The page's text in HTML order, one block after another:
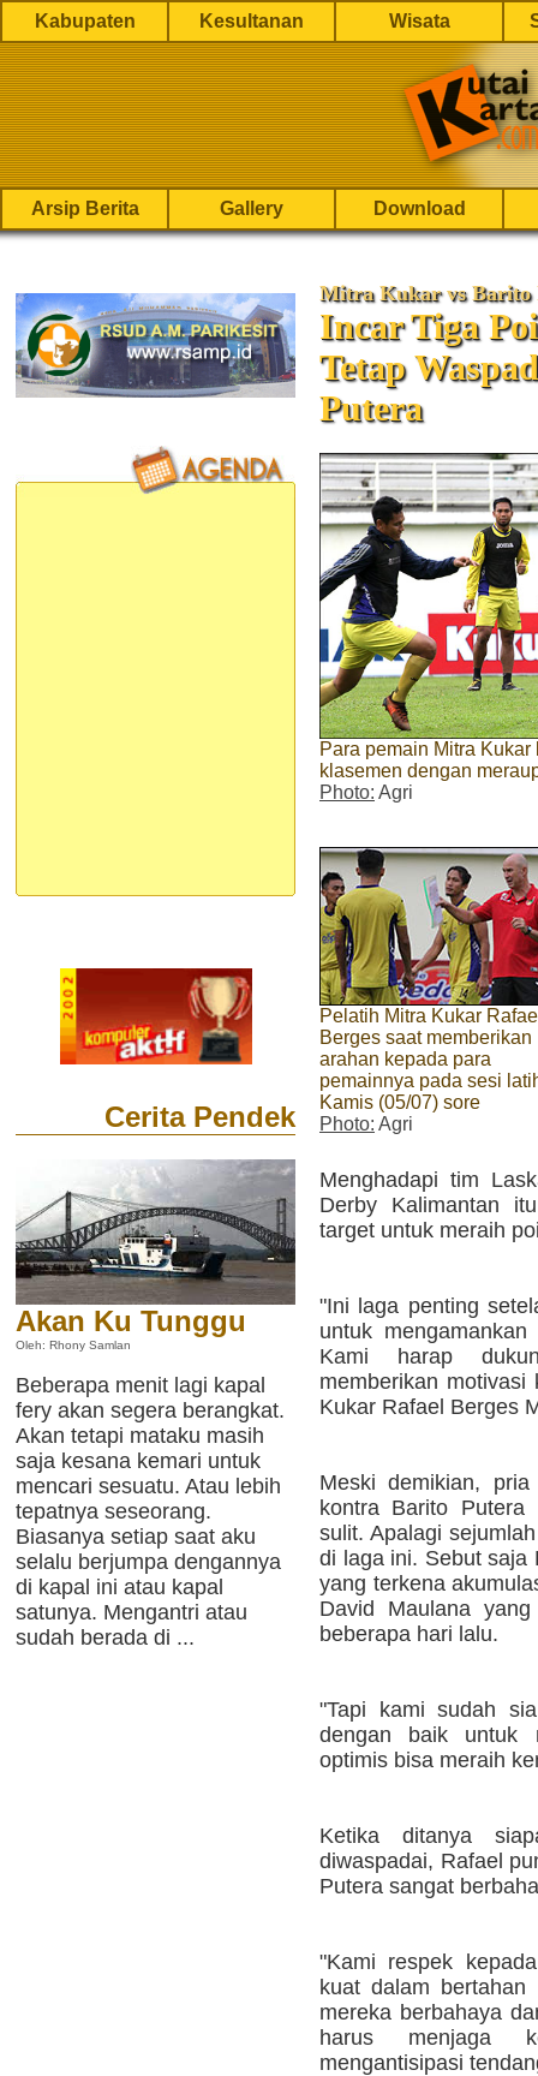
Kabupaten Kesultanan Wisata
Arsip Berita Gallery Download
Cerita Pendek
Akan Ku Tunggu
Oleh: Rhony Samlan
Beberapa menit lagi kapal
fery akan segera berangkat.
Akan tetapi mataku masih
saja kesana kemari untuk
mencari sesuatu. Atau lebih
tepatnya seseorang.
Biasanya setiap saat aku
selalu berjumpa dengannya
di kapal ini atau kapal
satunya. Mengantri atau
sudah berada di ...
Mitra Kukar vs Barito
Incar Tiga
Tetap
Putera
Para pemain Mitra
klasemen dengan
Photo: Agri
Pelatih Mitra Kukar
Berges saat memberikan
arahan kepada para
pemainnya pada sesi
Kamis (05/07) sore
Photo: Agri
Menghadapi tim
Derby Kalimantan
target untuk meraih
"Ini laga penting
untuk
Kami harap
memberikan
Kukar Rafael Berges
Meski demikian,
kontra Barito
sulit. Apalagi
di laga ini. Sebut saja
yang terkena
David Maulana
beberapa hari lalu.
"Tapi kami sudah
dengan baik untuk
optimis bisa meraih
Ketika ditanya
diwaspadai, Rafael
Putera sangat
"Kami respek
kuat dalam bertahan
mereka berbahaya
harus menjaga
mengantisipasi